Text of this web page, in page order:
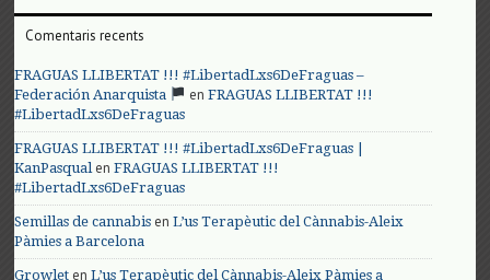
Comentaris recents
FRAGUAS LLIBERTAT !!! #LibertadLxs6DeFraguas –
Federación Anarquista
enFRAGUAS LLIBERTAT !!!
#LibertadLxs6DeFraguas
FRAGUAS LLIBERTAT !!! #LibertadLxs6DeFraguas |
KanPasqualenFRAGUAS LLIBERTAT !!!
#LibertadLxs6DeFraguas
Semillas de cannabis enL’us Terapèutic del Cànnabis-Aleix
Pàmies a Barcelona
Growlet enL’us Terapèutic del Cànnabis-Aleix Pàmies a